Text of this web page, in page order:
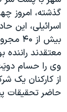
گذشته، امروز
اسرائيلی، اين
بيش
معتقدند
وی را حسام
از کارکنان يک
حاضر تحقيقات